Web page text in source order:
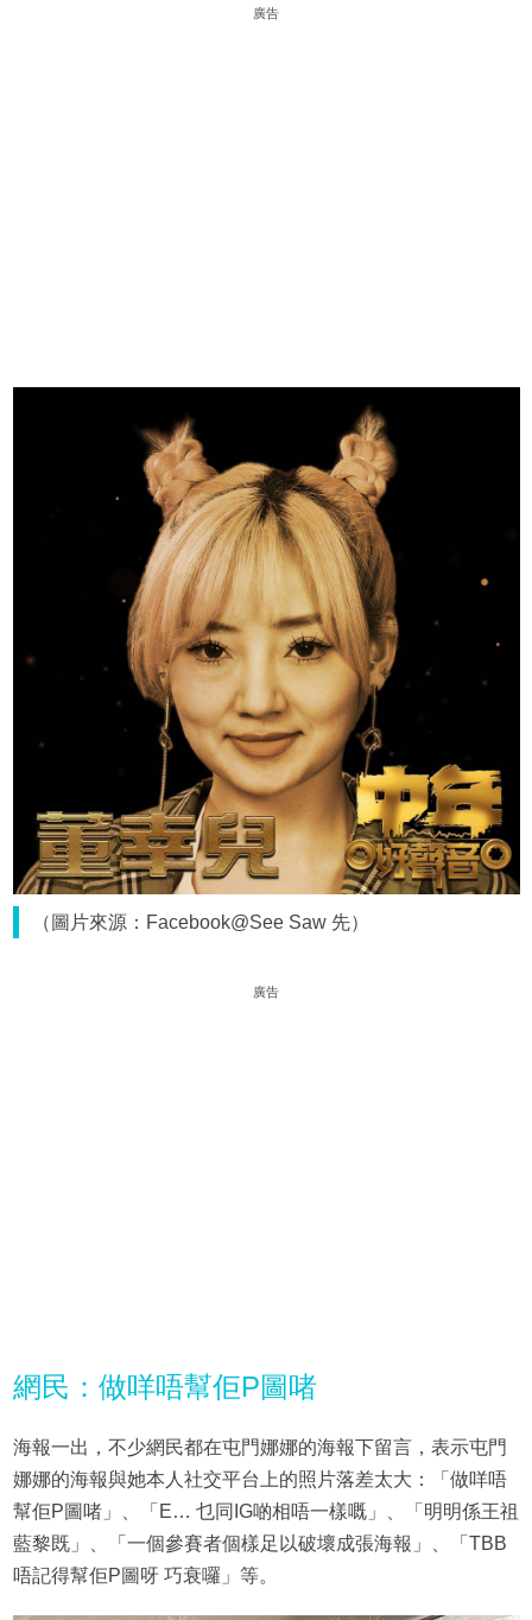
廣告
（圖片來源：Facebook@See Saw 先）
廣告
網民：做咩唔幫佢P圖啫
海報一出，不少網民都在屯門娜娜的海報下留言，表示屯門
娜娜的海報與她本人社交平台上的照片落差太大：「做咩唔
幫佢P圖啫」、「E… 乜同IG啲相唔一樣嘅」、「明明係王祖
藍黎既」、「一個參賽者個樣足以破壞成張海報」、「TBB
唔記得幫佢P圖呀 巧衰囉」等。